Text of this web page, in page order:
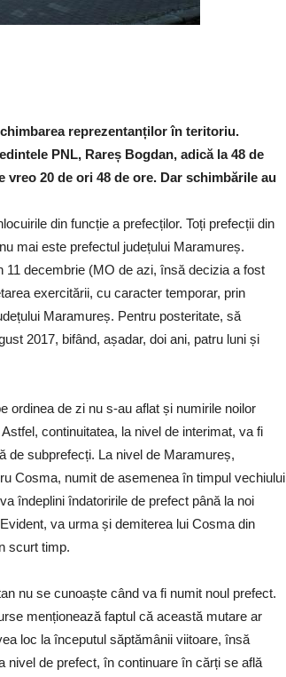
reprezentanților în teritoriu.
PNL, Rareș Bogdan, adică la 48 de
20 de ori 48 de ore. Dar schimbările au
din funcție a prefecților. Toți prefecții din
mai este prefectul județului Maramureș.
11 decembrie (MO de azi, însă decizia a fost
exercitării, cu caracter temporar, prin
Maramureș. Pentru posteritate, să
2017, bifând, așadar, doi ani, patru luni și
ordinea de zi nu s-au aflat și numirile noilor
continuitatea, la nivel de interimat, va fi
de subprefecți. La nivel de Maramureș,
Cosma, numit de asemenea în timpul vechiului
îndeplini îndatoririle de prefect până la noi
va urma și demiterea lui Cosma din
scurt timp.
nu se cunoaște când va fi numit noul prefect.
menționează faptul că această mutare ar
loc la începutul săptămânii viitoare, însă
nivel de prefect, în continuare în cărți se află